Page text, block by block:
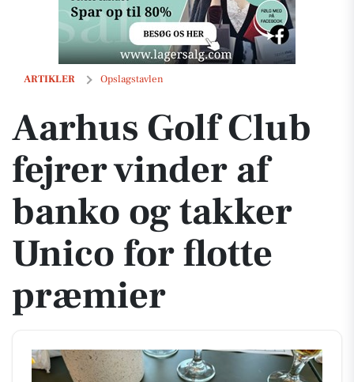
ARTIKLER Opslagstavlen
Aarhus Golf Club fejrer vinder af banko og takker Unico for flotte
Aarhus Golf Club
fejrer vinder af
banko og takker
Unico for flotte
præmier